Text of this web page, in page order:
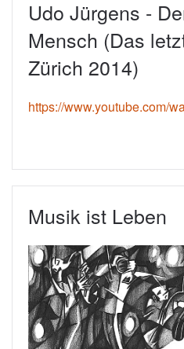
Udo Jürgens -
Mensch (Das
Zürich 2014)
https://www.youtube.com/
Musik ist Leben